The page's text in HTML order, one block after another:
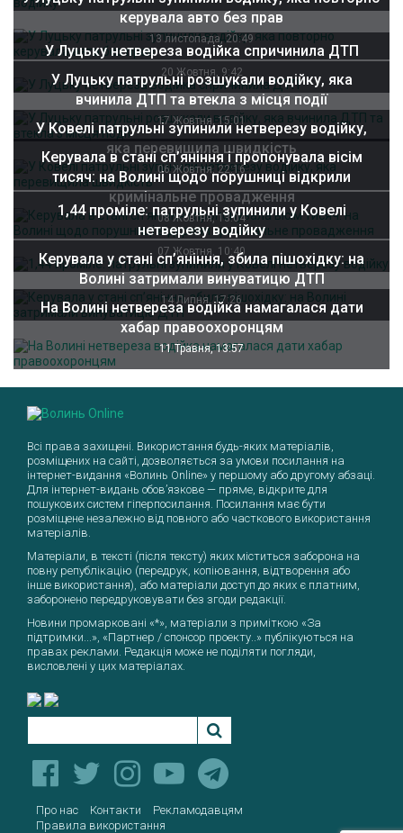
керувала авто без прав
13 листопада, 20:49
У Луцьку нетвереза водійка спричинила ДТП
20 Жовтня, 9:42
У Луцьку патрульні розшукали водійку, яка
вчинила ДТП та втекла з місця події
17 Жовтня, 15:01
У Ковелі патрульні зупинили нетверезу водійку,
яка перевищила швидкість
06 Жовтня, 22:16
Керувала в стані сп’яніння і пропонувала вісім
тисяч: на Волині щодо порушниці відкрили
кримінальне провадження
08 Жовтня, 13:04
1,44 проміле: патрульні зупинили у Ковелі
нетверезу водійку
07 Жовтня, 10:40
Керувала у стані сп’яніння, збила пішохідку: на
Волині затримали винуватицю ДТП
14 Липня, 17:26
На Волині нетвереза водійка намагалася дати
хабар правоохоронцям
11 Травня, 13:57
Всі права захищені. Використання будь-яких матеріалів,
розміщених на сайті, дозволяється за умови посилання на
інтернет-видання «Волинь Online» у першому або другому абзаці.
Для інтернет-видань обов’язкове — пряме, відкрите для
пошукових систем гіперпосилання. Посилання має бути
розміщене незалежно від повного або часткового використання
матеріалів.
Матеріали, в тексті (після тексту) яких міститься заборона на
повну републікацію (передрук, копіювання, відтворення або
інше використання), або матеріали доступ до яких є платним,
заборонено передруковувати без згоди редакції.
Новини промарковані «*», матеріали з приміткою «За
підтримки...», «Партнер / спонсор проекту..» публікуються на
правах реклами. Редакція може не поділяти погляди,
висловлені у цих матеріалах.
Про нас Контакти
Рекламодавцям
Правила використання